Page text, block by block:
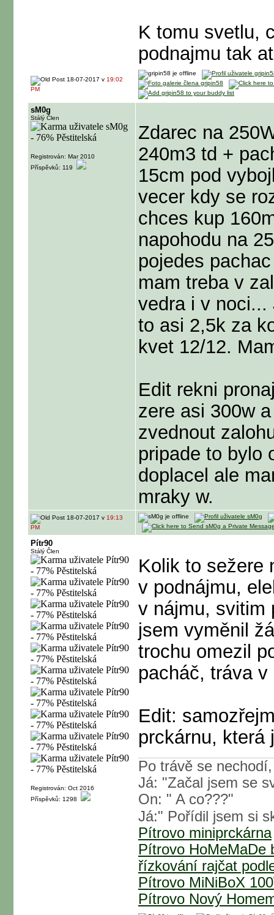
K tomu svetlu,
podnajmu tak
18-07-2017 v 19:02
PM
sM0g
Stálý Člen
Registrován: Mar 2010
Příspěvků: 119
Zdarec na
240m3 td +
15cm pod
vecer kdy se
chces kup
napohodu na
pojedes
mam treba v
vedra i v noci...
to asi 2,5k za
kvet 12/12.
Edit rekni
zere asi 300w
zvednout
pripade to bylo
doplacel ale
mraky w.
18-07-2017 v 19:13
PM
Pítr90
Stálý Člen
Registrován: Oct 2016
Příspěvků: 1298
Kolik to sežere
v podnájmu,
v nájmu, svitim
jsem vyměnil
trochu omezil
pacháč, tráva
Edit:
prckárnu, která
Po trávě se
Já: "Začal jsem se
On: " A co???"
Já:" Pořídil jsem si
Pítrovo miniprckárna
Pítrovo HoMeMaDe
řízkování rajčat
Pítrovo MiNiBoX
Pítrovo Nový